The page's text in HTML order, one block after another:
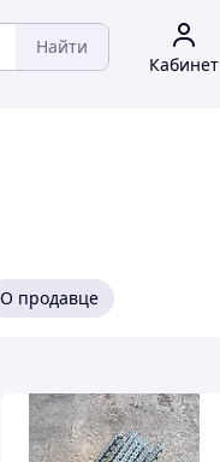
Найти
Кабинет
О продавце